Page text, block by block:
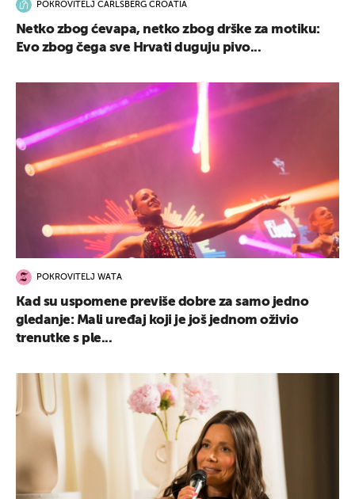
POKROVITELJ CARLSBERG CROATIA
Netko zbog ćevapa, netko zbog drške za motiku:
Evo zbog čega sve Hrvati duguju pivo...
POKROVITELJ WATA
Kad su uspomene previše dobre za samo jedno
gledanje: Mali uređaj koji je još jednom oživio
trenutke s ple...